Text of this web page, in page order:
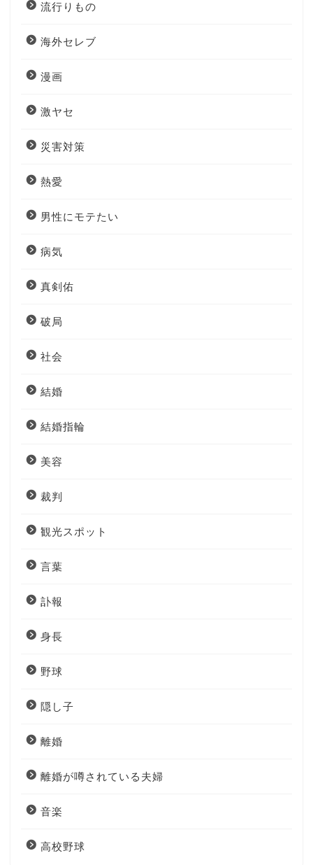
流行りもの
海外セレブ
漫画
激ヤセ
災害対策
熱愛
男性にモテたい
病気
真剣佑
破局
社会
結婚
結婚指輪
美容
裁判
観光スポット
言葉
訃報
身長
野球
隠し子
離婚
離婚が噂されている夫婦
音楽
高校野球